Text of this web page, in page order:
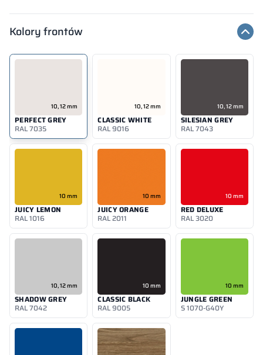
Kolory frontów
10, 12 mm
PERFECT GREY
RAL 7035
10, 12 mm
CLASSIC WHITE
RAL 9016
10, 12 mm
SILESIAN GREY
RAL 7043
10 mm
JUICY LEMON
RAL 1016
10 mm
JUICY ORANGE
RAL 2011
10 mm
RED DELUXE
RAL 3020
10, 12 mm
SHADOW GREY
RAL 7042
10 mm
CLASSIC BLACK
RAL 9005
10 mm
JUNGLE GREEN
S 1070-G40Y